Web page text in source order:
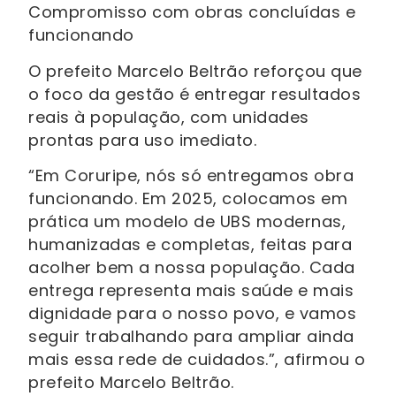
Compromisso com obras concluídas e
funcionando
O prefeito Marcelo Beltrão reforçou que
o foco da gestão é entregar resultados
reais à população, com unidades
prontas para uso imediato.
“Em Coruripe, nós só entregamos obra
funcionando. Em 2025, colocamos em
prática um modelo de UBS modernas,
humanizadas e completas, feitas para
acolher bem a nossa população. Cada
entrega representa mais saúde e mais
dignidade para o nosso povo, e vamos
seguir trabalhando para ampliar ainda
mais essa rede de cuidados.”, afirmou o
prefeito Marcelo Beltrão.